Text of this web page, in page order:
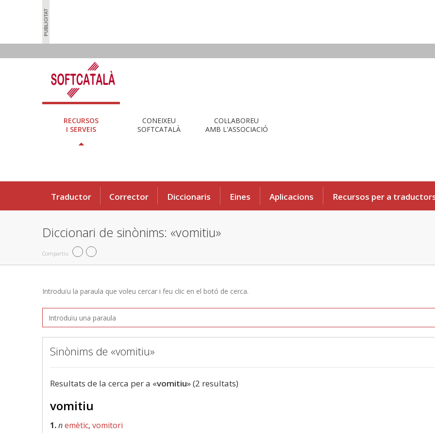
RECURSOS
I SERVEIS
CONEIXEU
SOFTCATALÀ
COL·LABOREU
AMB L'ASSOCIACIÓ
Traductor Corrector Diccionaris Eines Aplicacions Recursos per a
Diccionari de sinònims: «vomitiu»
Compartiu
Introduïu la paraula que voleu cercar i feu clic en el botó de cerca.
Sinònims de «vomitiu»
Resultats de la cerca per a «vomitiu» (2 resultats)
vomitiu
1.nemètic, vomitori